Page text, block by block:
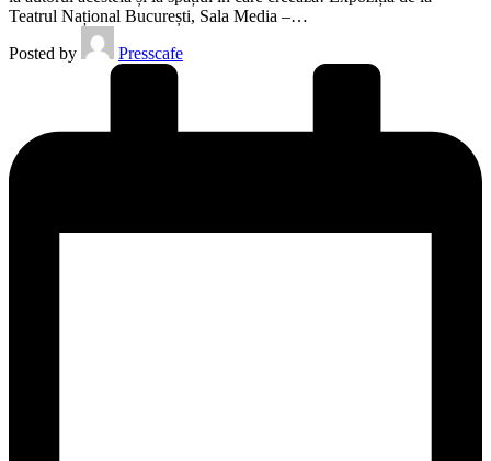
Teatrul Național București, Sala Media –…
Posted by
Presscafe